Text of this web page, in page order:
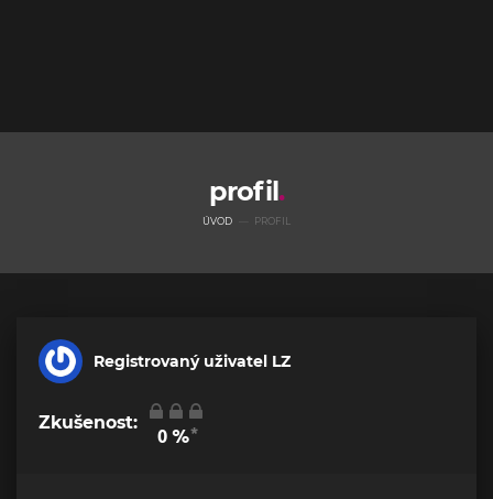
profil
ÚVOD PROFIL
Registrovaný uživatel LZ
Zkušenost:
0%*